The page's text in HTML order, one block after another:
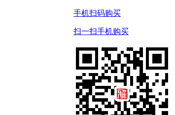
手机扫码购买
扫一扫手机购买